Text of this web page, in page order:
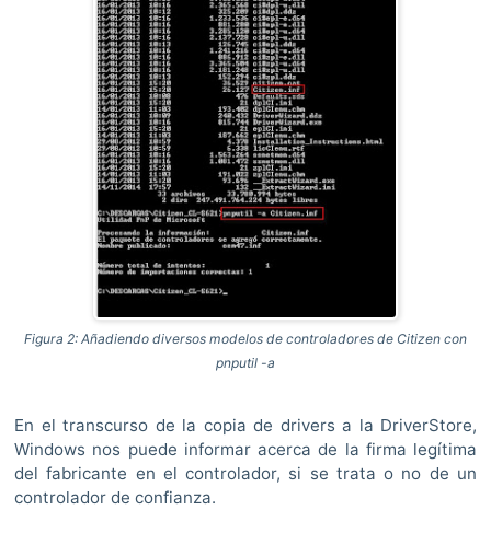
Figura 2: Añadiendo diversos modelos de controladores de Citizen con
pnputil -a
En el transcurso de la copia de drivers a la DriverStore,
Windows nos puede informar acerca de la firma legítima
del fabricante en el controlador, si se trata o no de un
controlador de confianza.